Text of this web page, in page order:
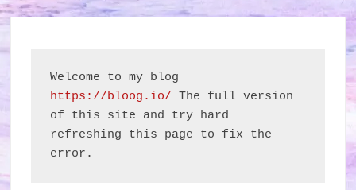
https://bloog.io/ The full version
of this site and try hard
refreshing this page to fix the
error.